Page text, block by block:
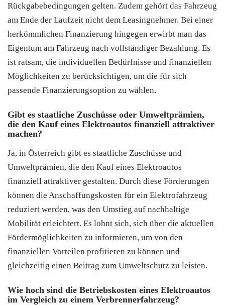
Rückgabebedingungen gelten. Zudem gehört das Fahrzeug
am Ende der Laufzeit nicht dem Leasingnehmer. Bei einer
herkömmlichen Finanzierung hingegen erwirbt man das
Eigentum am Fahrzeug nach vollständiger Bezahlung. Es
ist ratsam, die individuellen Bedürfnisse und finanziellen
Möglichkeiten zu berücksichtigen, um die für sich
passende Finanzierungsoption zu wählen.
Gibt es staatliche Zuschüsse oder Umweltprämien,
die den Kauf eines Elektroautos finanziell attraktiver
machen?
Ja, in Österreich gibt es staatliche Zuschüsse und
Umweltprämien, die den Kauf eines Elektroautos
finanziell attraktiver gestalten. Durch diese Förderungen
können die Anschaffungskosten für ein Elektrofahrzeug
reduziert werden, was den Umstieg auf nachhaltige
Mobilität erleichtert. Es lohnt sich, sich über die aktuellen
Fördermöglichkeiten zu informieren, um von den
finanziellen Vorteilen profitieren zu können und
gleichzeitig einen Beitrag zum Umweltschutz zu leisten.
Wie hoch sind die Betriebskosten eines Elektroautos
im Vergleich zu einem Verbrennerfahrzeug?